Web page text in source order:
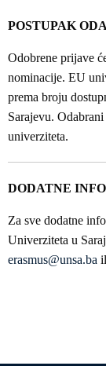
POSTUPAK
Odobrene prijave
nominacije. EU
prema broju
Sarajevu.
univerziteta.
DODATNE
Za sve dodatne
Univerziteta u
erasmus@unsa.ba